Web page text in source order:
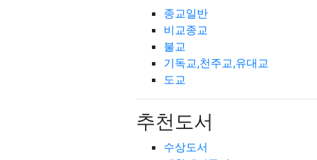
종교일반
비교종교
불교
기독교,천주교,유대교
도교
추천도서
수상도서